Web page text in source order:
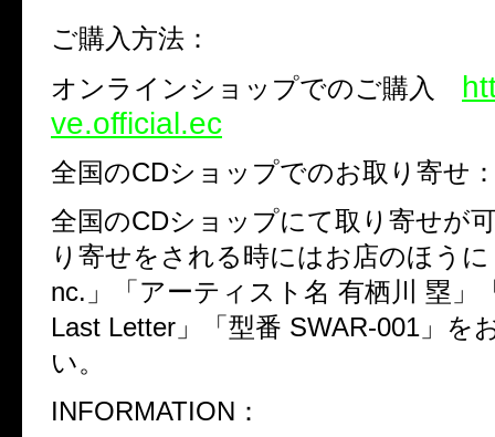
ご購入方法：
オンラインショップでのご購入
ve.official.ec
全国のCDショップでのお取り寄せ
全国のCDショップにて取り寄せが
り寄せをされる時にはお店のほうに
nc. 」「アーティスト名 有栖川 塁」
Last Letter 」「型番 SWAR-001 」を
い。
INFORMATION ：